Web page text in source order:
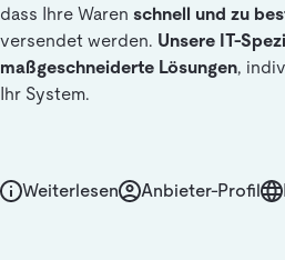
dass Ihre Waren schnell und zu
versendet werden. Unsere IT-
maßgeschneiderte Lösungen,
Ihr System.
Weiterlesen Anbieter-Profil